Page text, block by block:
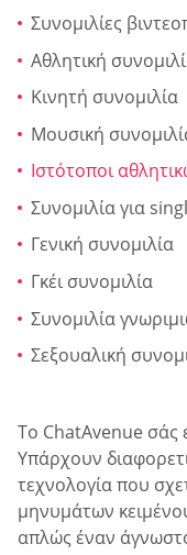
Συνομιλίες
Αθλητική
Κινητή συνομιλία
Μουσική
Ιστότοποι
Συνομιλία για
Γενική συνομιλία
Γκέι συνομιλία
Συνομιλία
Σεξουαλική
Το ChatAvenue σάς
Υπάρχουν
τεχνολογία που
μηνυμάτων
απλώς έναν